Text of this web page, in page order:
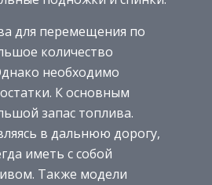
для перемещения по
количество
необходимо
К основным
запас топлива.
в дальнюю дорогу,
иметь с собой
Также модели